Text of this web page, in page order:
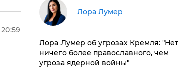
20:59
​Лора Лумер
Лора Лумер об угрозах Кремля: "Нет
ничего более православного, чем
угроза ядерной войны"